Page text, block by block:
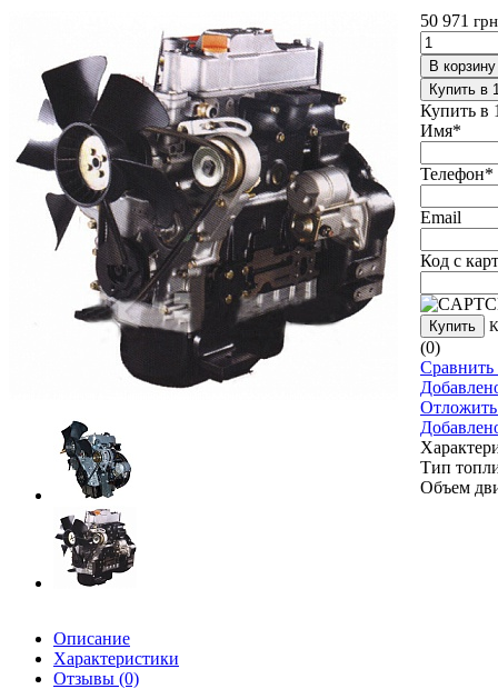
50 971
В корзину
Купить в
Купить в
Имя*
Телефон*
Email
Код с
Купить
(0)
Сравнить
Отложить
Тип
Объем
Описание
Характеристики
Отзывы (0)